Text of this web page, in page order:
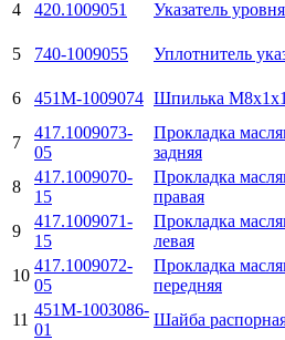
4
420.1009051 Указатель
5
740-1009055 Уплотнитель
6
451М-1009074 Шпилька
7
417.1009073-
05
Прокладка
задняя
8
417.1009070-
15
Прокладка
правая
9
417.1009071-
15
Прокладка
левая
10
417.1009072-
05
Прокладка
передняя
11
451М-1003086-
01
Шайба